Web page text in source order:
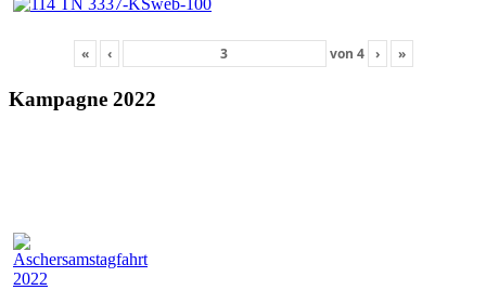
« ‹ von 4 › »
Kampagne 2022